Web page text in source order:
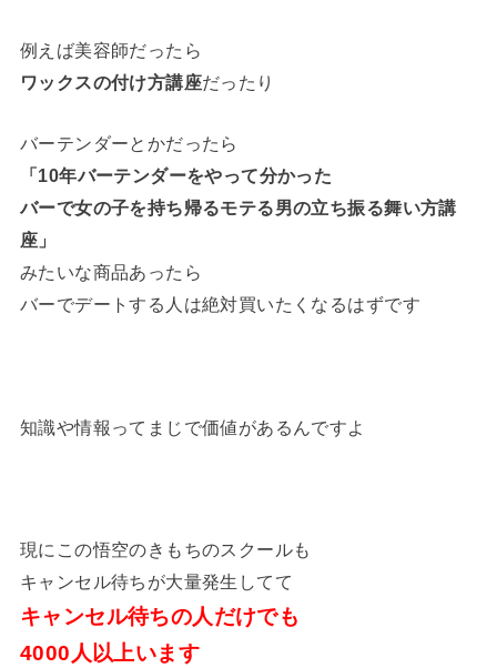
例えば美容師だったら
ワックスの付け方講座だったり
バーテンダーとかだったら
「10年バーテンダーをやって分かった
バーで女の子を持ち帰るモテる男の立ち振る舞い方講
座」
みたいな商品あったら
バーでデートする人は絶対買いたくなるはずです
知識や情報ってまじで価値があるんですよ
現にこの悟空のきもちのスクールも
キャンセル待ちが大量発生してて
キャンセル待ちの人だけでも
4000人以上います